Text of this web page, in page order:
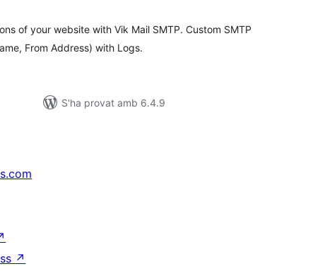
of your website with Vik Mail SMTP. Custom SMTP
From Address) with Logs.
S'ha provat amb 6.4.9
↗